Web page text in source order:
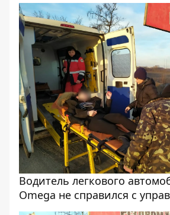
Водитель легкового
Omega не справился с